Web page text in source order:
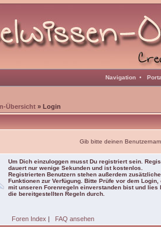
Navigation •
Übersicht » Login
Gib bitte deinen
Um Dich einzuloggen musst Du registriert sein.
dauert nur wenige Sekunden und ist kostenlos.
Registrierten Benutzern stehen außerdem zusätzliche
Funktionen zur Verfügung. Bitte Prüfe vor dem Login,
mit unseren Forenregeln einverstanden bist und lies
die bereitgestellten Regeln durch.
Foren Index | FAQ ansehen